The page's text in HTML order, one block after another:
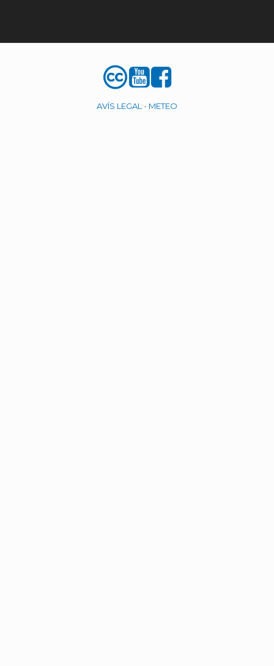
AVÍS LEGAL- METEO